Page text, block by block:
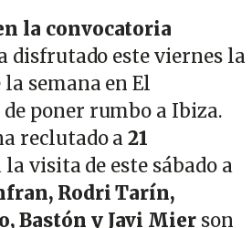
la convocatoria
disfrutado este viernes la
semana en El
de poner rumbo a Ibiza.
reclutado a21
visita de este sábado a
Rodri Tarín,
Bastón y Javi Mier son